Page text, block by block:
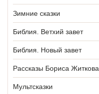
Зимние сказки
Библия. Ветхий завет
Библия. Новый завет
Рассказы Бориса Житкова
Мультсказки